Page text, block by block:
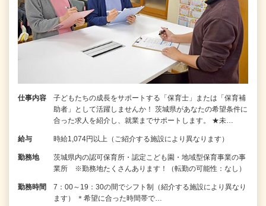
仕事内容
子どもたちの成長をサポートする「保育士」または「保育補
助者」として活躍しませんか！ 茨城県があなたの希望条件に
合った求人を紹介し、就業までサポートします。 ★未…
給与 時給1,074円以上（ご紹介する施設により異なります）
勤務地
茨城県内の認可保育所・認定こども園・地域型保育事業の事
業所 ※勤務地たくさんあります！（転勤の可能性：なし）
勤務時間
7：00～19：30の間でシフト制（紹介する施設により異なり
ます） ＊希望に合った時間帯で…